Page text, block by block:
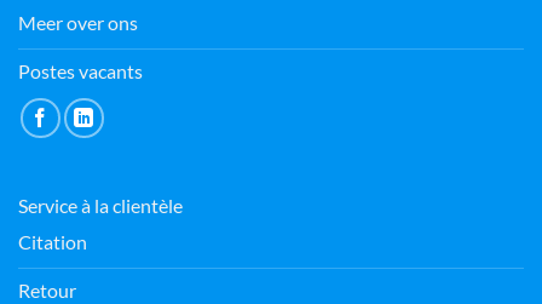
Meer over ons
Postes vacants
Service à la clientèle
Citation
Retour